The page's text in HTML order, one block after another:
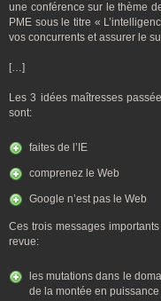
une conférence sur le thème
PME sous le titre «
vos concurrents et assurer le
[…]
Les 3 idées maîtresses
sont:
faites de l’IE
comprenez le Web
Google n’est pas le Web
Ces trois messages
revue:
les mutations dans le
de la montée en puissance